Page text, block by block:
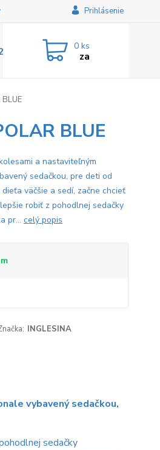
Prihlásenie
0 ks
za
BLUE
a nastaviteľným
sedačkou, pre deti od
väčšie a sedí, začne chcieť
robiť z pohodlnej sedačky
pr... celý popis
INGLESINA
vybavený sedačkou,
sedačky